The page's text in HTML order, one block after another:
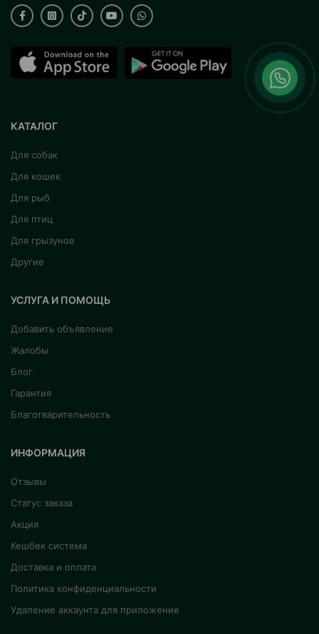
КАТАЛОГ
Для собак
Для кошек
Для рыб
Для птиц
Для грызунов
Другие
УСЛУГА И ПОМОЩЬ
Добавить объявление
Жалобы
Блог
Гарантия
Благотварительность
ИНФОРМАЦИЯ
Отзывы
Статус заказа
Акция
Кешбек система
Доставка и оплата
Политика конфиденциальности
Удаление аккаунта для приложение